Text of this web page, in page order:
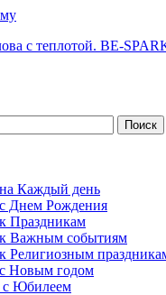
с теплотой. BE-
Каждый день
Днем Рождения
Праздникам
Важным событиям
Религиозным
Новым годом
Юбилеем